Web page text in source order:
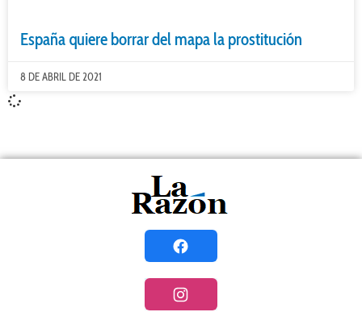
España quiere borrar del mapa la prostitución
8 DE ABRIL DE 2021